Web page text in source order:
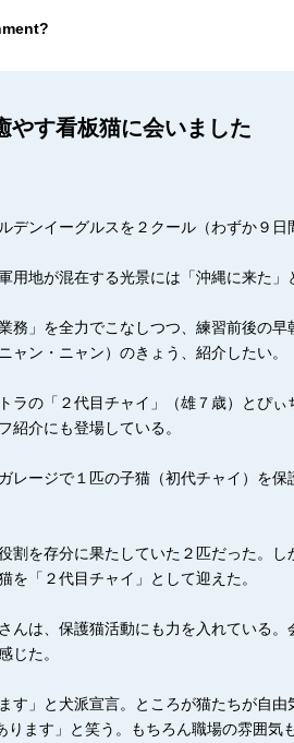
やす看板猫に会いました
ンイーグルスを２クール（わずか９日
地が混在する光景には「沖縄に来た」
」を全力でこなしつつ、練習前後の
ン・ニャン）のきょう、紹介したい。
の「２代目チャイ」（雄７歳）とぴ
紹介にも登場している。
ージで１匹の子猫（初代チャイ）を
を存分に果たしていた２匹だった。
「２代目チャイ」として迎えた。
んは、保護猫活動にも力を入れている
じた。
」と犬派宣言。ところが猫たちが自
ます」と笑う。もちろん職場の雰囲気